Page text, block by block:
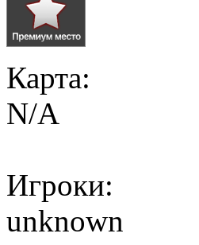
Карта:
N/A
Игроки:
unknown